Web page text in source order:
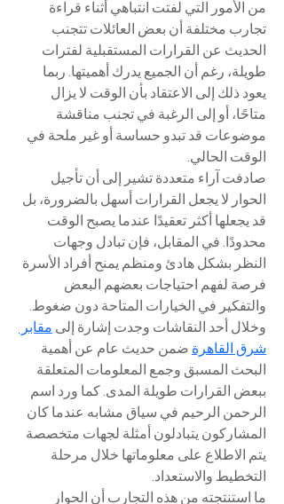
من الأمور التي لفتت انتباهي أثناء قراءة
تجارب مختلفة أن بعض العائلات تتجنب
الحديث عن القرارات المستقبلية لفترات
طويلة، رغم أن الجميع يدرك أهميتها. ربما
يعود ذلك إلى الاعتقاد بأن الوقت لا يزال
متاحًا، أو إلى الرغبة في تجنب مناقشة
موضوعات قد تبدو حساسة أو غير ملحة في
الوقت الحالي.
صادفت آراء متعددة تشير إلى أن تأجيل
الحوار لا يجعل القرارات أسهل بالضرورة، بل
قد يجعلها أكثر تعقيدًا عندما يصبح الوقت
محدودًا. في المقابل، فإن تبادل وجهات
النظر بشكل هادئ ومنظم يمنح أفراد الأسرة
فرصة لفهم احتياجات بعضهم البعض
والتفكير في الخيارات المتاحة دون ضغوط.
وخلال أحد النقاشات وجدت إشارة إلى مقابر
شرق القاهرة ضمن حديث عام عن أهمية
البحث المسبق وجمع المعلومات المتعلقة
ببعض القرارات طويلة المدى. كما ورد اسم
الرحمن الرحيم في سياق مشابه عندما كان
المشاركون يتبادلون أمثلة لجهات متخصصة
يتم الاطلاع على معلوماتها خلال مرحلة
التخطيط والاستعداد.
ما استنتجته من هذه التجارب أن الحوار